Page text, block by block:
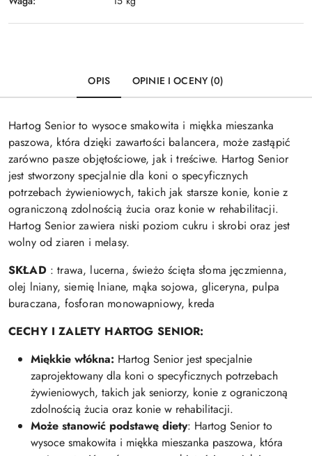
OPIS OPINIE I OCENY (0)
Hartog Senior to wysoce smakowita i miękka mieszanka
paszowa, która dzięki zawartości balancera, może zastąpić
zarówno pasze objętościowe, jak i treściwe. Hartog Senior
jest stworzony specjalnie dla koni o specyficznych
potrzebach żywieniowych, takich jak starsze konie, konie z
ograniczoną zdolnością żucia oraz konie w rehabilitacji.
Hartog Senior zawiera niski poziom cukru i skrobi oraz jest
wolny od ziaren i melasy.
SKŁAD : trawa, lucerna, świeżo ścięta słoma jęczmienna,
olej lniany, siemię lniane, mąka sojowa, gliceryna, pulpa
buraczana, fosforan monowapniowy, kreda
CECHY I ZALETY HARTOG SENIOR:
Miękkie włókna: Hartog Senior jest specjalnie
zaprojektowany dla koni o specyficznych potrzebach
żywieniowych, takich jak seniorzy, konie z ograniczoną
zdolnością żucia oraz konie w rehabilitacji.
Może stanowić podstawę diety: Hartog Senior to
wysoce smakowita i miękka mieszanka paszowa, która